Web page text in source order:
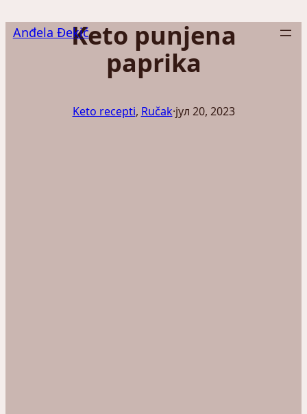
на
Anđela ĐekićKeto punjena
paprika
Keto recepti, Ručak·јул 20, 2023